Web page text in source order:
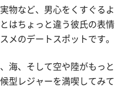
物など、男心をくすぐるよ
はちょっと違う彼氏の表情
メのデートスポットです。
海、そして空や陸がもっと
型レジャーを満喫してみて